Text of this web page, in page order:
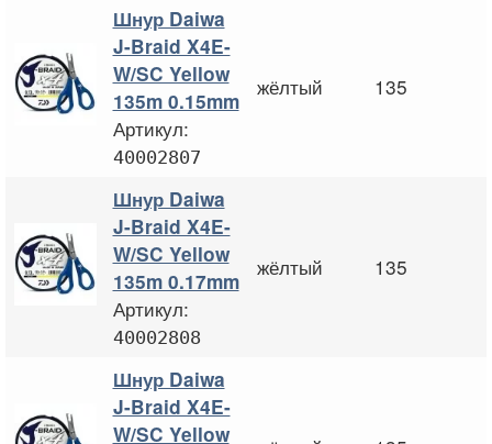
Шнур Daiwa
J-Braid X4E-
W/SC Yellow
135m 0.15mm
Артикул:
40002807
жёлтый 135
Шнур Daiwa
J-Braid X4E-
W/SC Yellow
135m 0.17mm
Артикул:
40002808
жёлтый 135
Шнур Daiwa
J-Braid X4E-
W/SC Yellow